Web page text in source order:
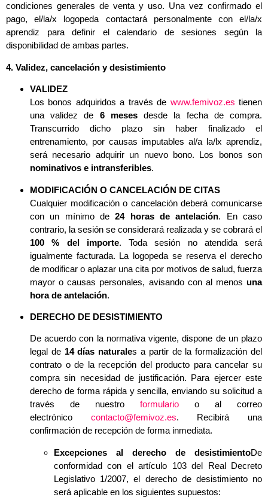
condiciones generales de venta y uso. Una vez confirmado el
pago, el/la/x logopeda contactará personalmente con el/la/x
aprendiz para definir el calendario de sesiones según la
disponibilidad de ambas partes.
4. Validez, cancelación y desistimiento
VALIDEZ
Los bonos adquiridos a través de www.femivoz.es tienen
una validez de 6 mesesdesde la fecha de compra.
Transcurrido dicho plazo sin haber finalizado el
entrenamiento, por causas imputables al/a la/lx aprendiz,
será necesario adquirir un nuevo bono. Los bonos son
nominativos e intransferibles.
MODIFICACIÓN O CANCELACIÓN DE CITAS
Cualquier modificación o cancelación deberá comunicarse
con un mínimo de24 horas de antelación. En caso
contrario, la sesión se considerará realizada y se cobrará el
100 % del importe. Toda sesión no atendida será
igualmente facturada. La logopeda se reserva el derecho
de modificar o aplazar una cita por motivos de salud, fuerza
mayor o causas personales, avisando con al menos una
hora de antelación.
DERECHO DE DESISTIMIENTO
De acuerdo con la normativa vigente, dispone de un plazo
legal de 14 días naturales a partir de la formalización del
contrato o de la recepción del producto para cancelar su
compra sin necesidad de justificación. Para ejercer este
derecho de forma rápida y sencilla, enviando su solicitud a
través de nuestro formulario o al correo
electrónico contacto@femivoz.es. Recibirá una
confirmación de recepción de forma inmediata.
Excepciones al derecho de desistimientoDe
conformidad con el artículo 103 del Real Decreto
Legislativo 1/2007, el derecho de desistimiento no
será aplicable en los siguientes supuestos: